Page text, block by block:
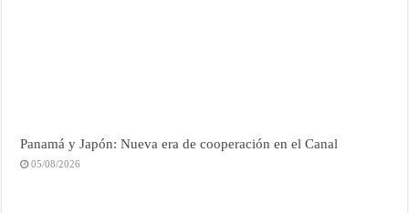
Panamá y Japón: Nueva era de cooperación en el Canal
05/08/2026